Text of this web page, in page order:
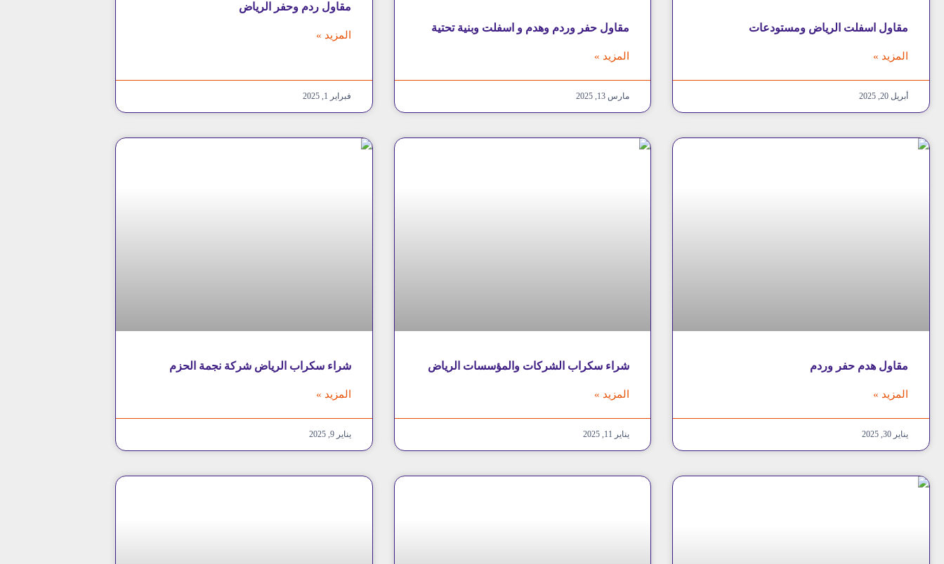
مقاول اسفلت الرياض ومستودعات
المزيد »
أبريل 20, 2025
مقاول حفر وردم وهدم و اسفلت وبنية تحتية
المزيد »
مارس 13, 2025
مقاول ردم وحفر الرياض
المزيد »
فبراير 1, 2025
مقاول هدم حفر وردم
المزيد »
يناير 30, 2025
شراء سكراب الشركات والمؤسسات الرياض
المزيد »
يناير 11, 2025
شراء سكراب الرياض شركة نجمة الحزم
المزيد »
يناير 9, 2025